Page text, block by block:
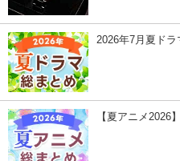
2026年7月夏ドラ
【夏アニメ2026